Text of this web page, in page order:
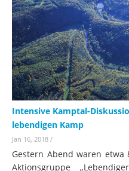
Intensive Kamptal-
lebendigen Kamp
Jan 16, 2018 /
Gestern Abend waren
Aktionsgruppe